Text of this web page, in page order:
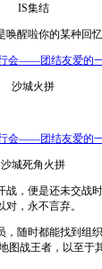
IS集结
醒啦你的某种回
城火拼
死角火拼
，便是还未交战
，永不言弃。
随时都能找到组
图战王者，以至于